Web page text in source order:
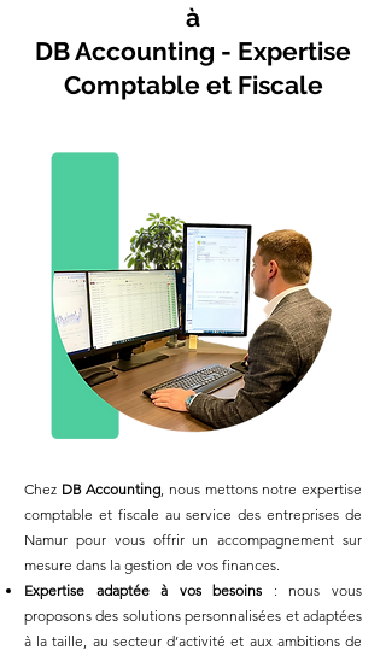
à
DB Accounting - Expertise
Comptable et Fiscale
Chez DB Accounting, nous mettons notre expertise
comptable et fiscale au service des entreprises de
Namur pour vous offrir un accompagnement sur
mesure dans la gestion de vos finances.
Expertise adaptée à vos besoins : nous vous
proposons des solutions personnalisées et adaptées
à la taille, au secteur d’activité et aux ambitions de